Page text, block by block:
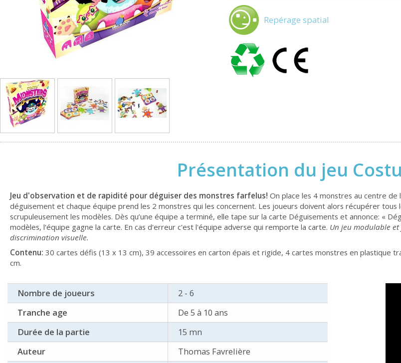
Repérage spatial
Présentation du jeu
Jeu d'observation et de rapidité pour déguiser des monstres farfelus! On place les 4 monstres au centre
déguisement et chaque équipe prend les 2 monstres qui les concernent. Les joueurs doivent alors récupérer
scrupuleusement les modèles. Dès qu’une équipe a terminé, elle tape sur la carte Déguisements et annonce: «
modèles, l'équipe gagne la carte. En cas d'erreur c'est l'équipe adverse qui remporte la carte. Un jeu modulable
discrimination visuelle.
Contenu: 30 cartes défis (13 x 13 cm), 39 accessoires en carton épais et rigide, 4 cartes monstres en plastique
cm.
Nombre de joueurs
2 - 6
Tranche age
De 5 à 10 ans
Durée de la partie
15 mn
Auteur
Thomas Favrelière